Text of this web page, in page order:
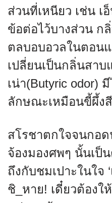
ส่วนที่เหนียว เช่น เ
ข้อต่อไว้บางส่วน ก
ตลบอบอวลในตอน
เปลี่ยนเป็นกลิ่นสา
เน่า(Butyric odor)
ลักษณะเหมือนขี้ผึ้ง
สโรชาตกใจจนกอ
จ้องมองศพๆ นั้นเป็
ถึงกับชมเปาะในใจ
ชิ_หาย! เดี๋ยวต้องใ